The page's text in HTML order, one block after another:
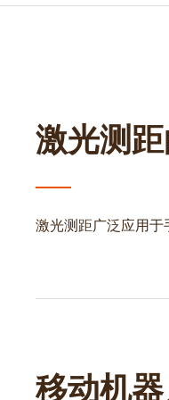
激光测
激光测距广泛应用于
移动机